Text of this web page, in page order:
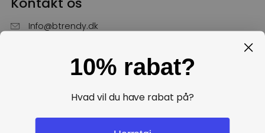
Info@btrendy.dk
Hverdage fra kl. 10 - 16
10% rabat?
Hvad vil du have rabat på?